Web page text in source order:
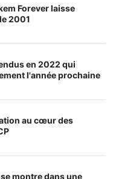
Forever laisse
2001
en 2022 qui
l'année prochaine
au cœur des